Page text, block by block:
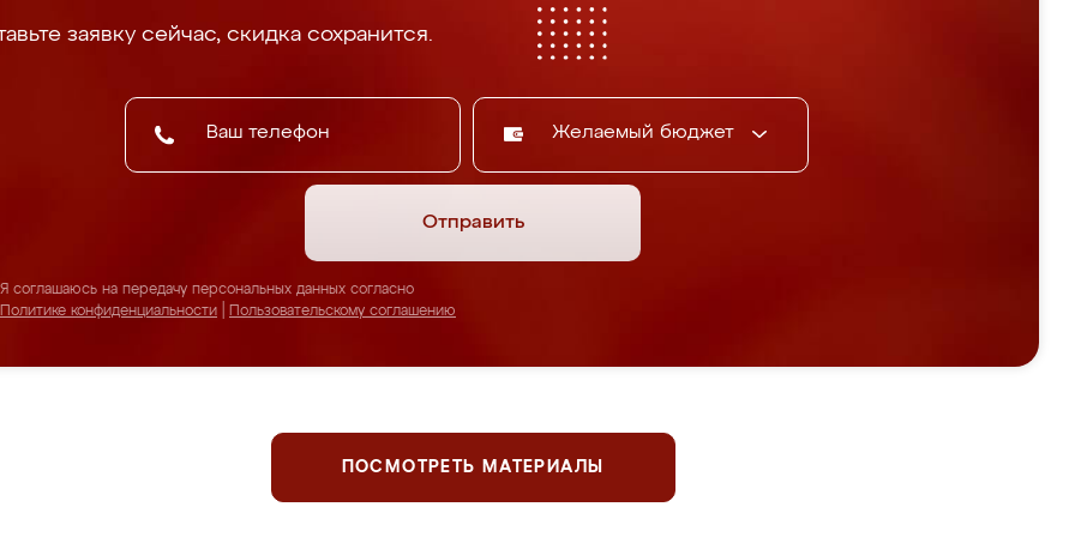
заявку сейчас, скидка сохранится.
Желаемый бюджет
Отправить
Я соглашаюсь на передачу персональных данных согласно
Политике конфиденциальности
Пользовательскому соглашению
ПОСМОТРЕТЬ МАТЕРИАЛЫ